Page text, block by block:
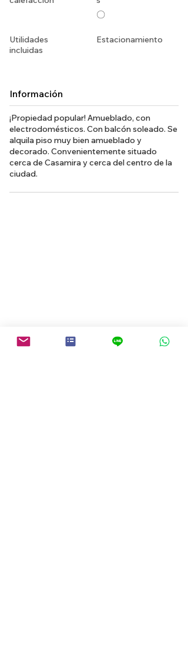
〇
Utilidades
incluidas
Estacionamiento
Información
¡Propiedad popular! Amueblado, con
electrodomésticos. Con balcón soleado. Se
alquila piso muy bien amueblado y
decorado. Convenientemente situado
cerca de Casamira y cerca del centro de la
ciudad.